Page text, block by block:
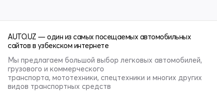
AUTO.UZ — один из самых посещаемых автомобильных
сайтов в узбекском интернете
Мы предлагаем большой выбор легковых автомобилей,
грузового и коммерческого
транспорта, мототехники, спецтехники и многих других
видов транспортных средств